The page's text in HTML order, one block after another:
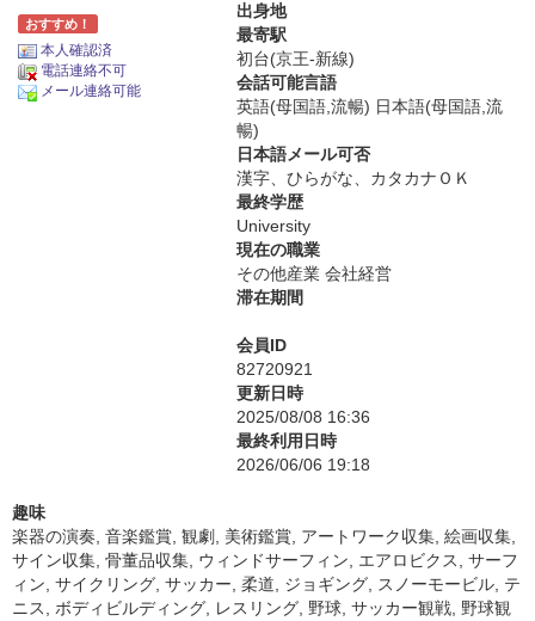
おすすめ！
本人確認済
電話連絡不可
メール連絡可能
出身地
最寄駅
初台(京王-新線)
会話可能言語
英語(母国語,流暢) 日本語(母国語,流
暢)
日本語メール可否
漢字、ひらがな、カタカナＯＫ
最終学歴
University
現在の職業
その他産業 会社経営
滞在期間
会員ID
82720921
更新日時
2025/08/08 16:36
最終利用日時
2026/06/06 19:18
趣味
楽器の演奏, 音楽鑑賞, 観劇, 美術鑑賞, アートワーク収集, 絵画収集,
サイン収集, 骨董品収集, ウィンドサーフィン, エアロビクス, サーフ
ィン, サイクリング, サッカー, 柔道, ジョギング, スノーモービル, テ
ニス, ボディビルディング, レスリング, 野球, サッカー観戦, 野球観